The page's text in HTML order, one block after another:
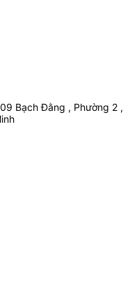
Bạch Đằng , Phường 2 ,